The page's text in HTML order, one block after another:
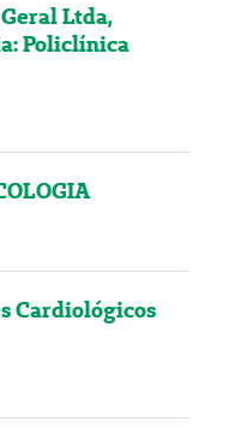
Ltda,
Policlínica
Cardiológicos